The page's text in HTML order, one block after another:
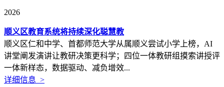
2026
顺义区教育系统将持续深化聪慧教
顺义区仁和中学、首都师范大学从属顺义尝试小学上榜，AI
讲堂阐发演讲让教研决策更科学；四位一体教研组摸索讲授评
一体新样态，数据驱动、减负增效...
详细信息 >